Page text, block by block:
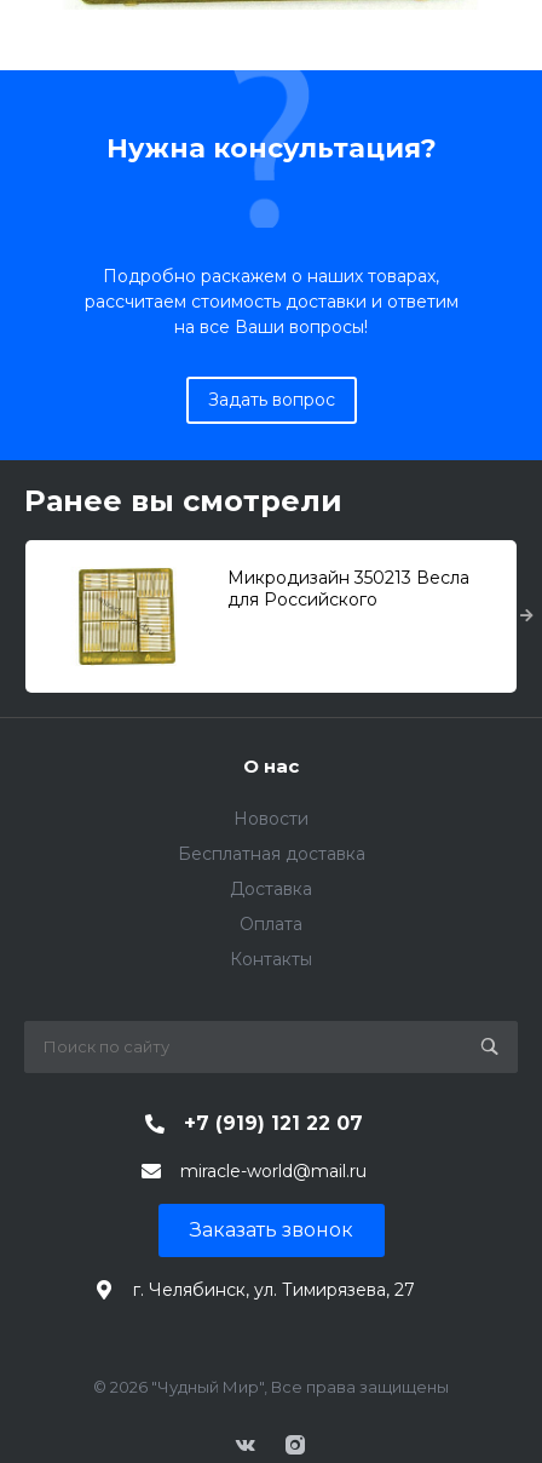
Нужна консультация?
Подробно раскажем о наших товарах,
рассчитаем стоимость доставки и ответим
на все Ваши вопросы!
Задать вопрос
Ранее вы смотрели
Микродизайн 350213 Весла
для Российского
О нас
Новости
Бесплатная доставка
Доставка
Оплата
Контакты
+7 (919) 121 22 07
miracle-world@mail.ru
Заказать звонок
г. Челябинск, ул. Тимирязева, 27
© 2026 "Чудный Мир", Все права защищены